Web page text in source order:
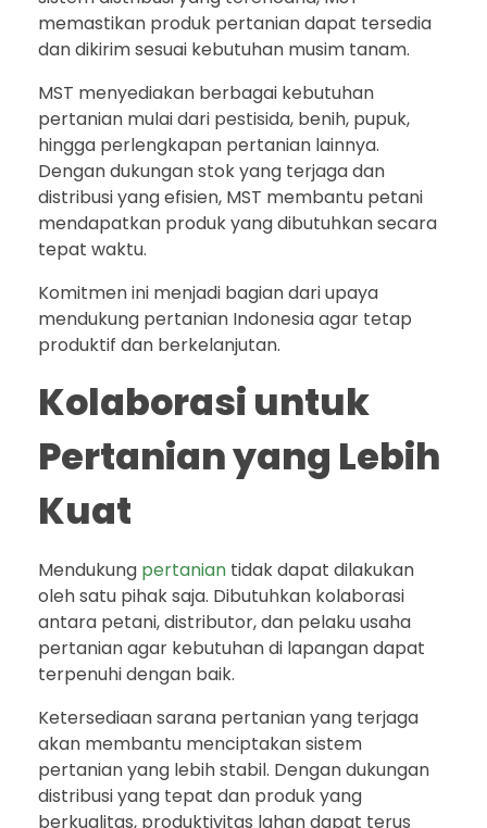
memastikan produk pertanian dapat tersedia
dan dikirim sesuai kebutuhan musim tanam.
MST menyediakan berbagai kebutuhan
pertanian mulai dari pestisida, benih, pupuk,
hingga perlengkapan pertanian lainnya.
Dengan dukungan stok yang terjaga dan
distribusi yang efisien, MST membantu petani
mendapatkan produk yang dibutuhkan secara
tepat waktu.
Komitmen ini menjadi bagian dari upaya
mendukung pertanian Indonesia agar tetap
produktif dan berkelanjutan.
Kolaborasi untuk
Pertanian yang Lebih
Kuat
Mendukung pertanian tidak dapat dilakukan
oleh satu pihak saja. Dibutuhkan kolaborasi
antara petani, distributor, dan pelaku usaha
pertanian agar kebutuhan di lapangan dapat
terpenuhi dengan baik.
Ketersediaan sarana pertanian yang terjaga
akan membantu menciptakan sistem
pertanian yang lebih stabil. Dengan dukungan
distribusi yang tepat dan produk yang
berkualitas, produktivitas lahan dapat terus